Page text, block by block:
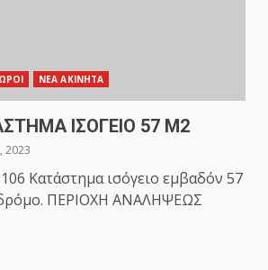
ΝΕΑ ΑΚΙΝΗΤΑ
ΙΣΟΓΕΙΟ 57 Μ2
2023
Kατάστημα ισόγειο εμβαδόν 57
δρόμο. ΠΕΡΙΟΧΗ ΑΝΑΛΗΨΕΩΣ